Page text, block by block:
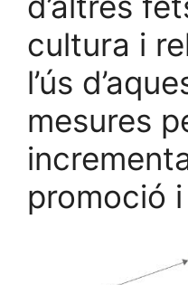
cultura i
l’ús
mesures
promoció